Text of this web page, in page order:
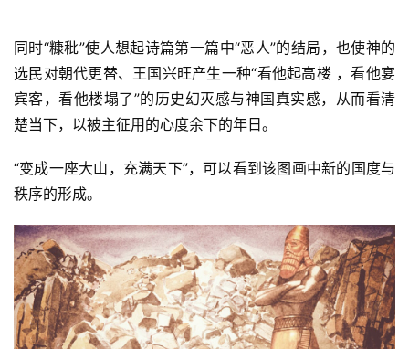
们
同时“糠秕”使人想起诗篇第一篇中“恶人”的结局，也使神的
选民对朝代更替、王国兴旺产生一种“看他起高楼 ，看他宴
宾客，看他楼塌了”的历史幻灭感与神国真实感，从而看清
楚当下，以被主征用的心度余下的年日。
“变成一座大山，充满天下”，可以看到该图画中新的国度与
秩序的形成。